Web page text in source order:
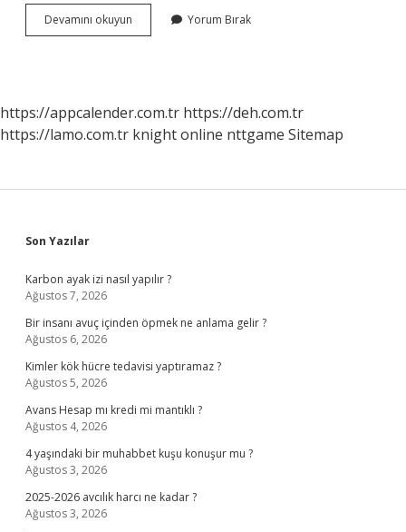
Devamını okuyun
10
Yorum Bırak
https://appcalender.com.tr https://deh.com.tr
https://lamo.com.tr knight online nttgame Sitemap
Sidebar
Son Yazılar
Karbon ayak izi nasıl yapılır ?
Ağustos 7, 2026
Bir insanı avuç içinden öpmek ne anlama gelir ?
Ağustos 6, 2026
Kimler kök hücre tedavisi yaptıramaz ?
Ağustos 5, 2026
Avans Hesap mı kredi mi mantıklı ?
Ağustos 4, 2026
4 yaşındaki bir muhabbet kuşu konuşur mu ?
Ağustos 3, 2026
2025-2026 avcılık harcı ne kadar ?
Ağustos 3, 2026